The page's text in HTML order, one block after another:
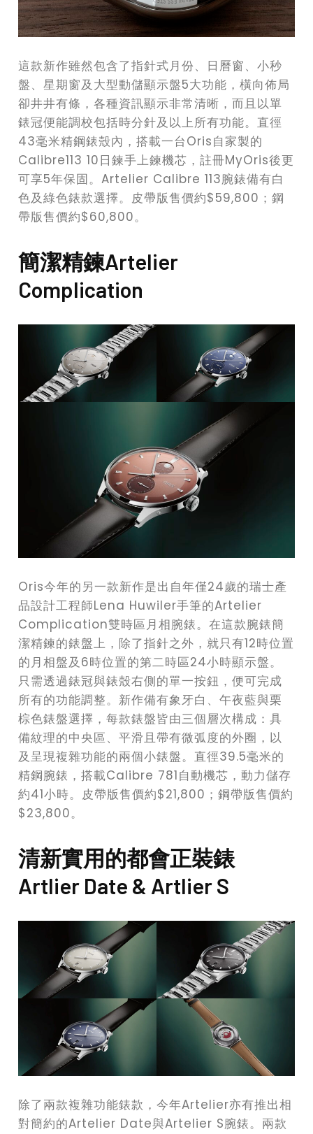
這款新作雖然包含了指針式月份、日曆窗、小秒
盤、星期窗及大型動儲顯示盤5大功能，橫向佈局
卻井井有條，各種資訊顯示非常清晰，而且以單
錶冠便能調校包括時分針及以上所有功能。直徑
43毫米精鋼錶殼內，搭載一台Oris自家製的
Calibre113 10日鍊手上鍊機芯，註冊MyOris後更
可享5年保固。Artelier Calibre 113腕錶備有白
色及綠色錶款選擇。皮帶版售價約$59,800；鋼
帶版售價約$60,800。
簡潔精鍊Artelier
Complication
Oris今年的另一款新作是出自年僅24歲的瑞士產
品設計工程師Lena Huwiler手筆的Artelier
Complication雙時區月相腕錶。在這款腕錶簡
潔精鍊的錶盤上，除了指針之外，就只有12時位置
的月相盤及6時位置的第二時區24小時顯示盤。
只需透過錶冠與錶殼右側的單一按鈕，便可完成
所有的功能調整。新作備有象牙白、午夜藍與栗
棕色錶盤選擇，每款錶盤皆由三個層次構成：具
備紋理的中央區、平滑且帶有微弧度的外圈，以
及呈現複雜功能的兩個小錶盤。直徑39.5毫米的
精鋼腕錶，搭載Calibre 781自動機芯，動力儲存
約41小時。皮帶版售價約$21,800；鋼帶版售價約
$23,800。
清新實用的都會正裝錶
Artlier Date & Artlier S
除了兩款複雜功能錶款，今年Artelier亦有推出相
對簡約的Artelier Date與Artelier S腕錶。兩款